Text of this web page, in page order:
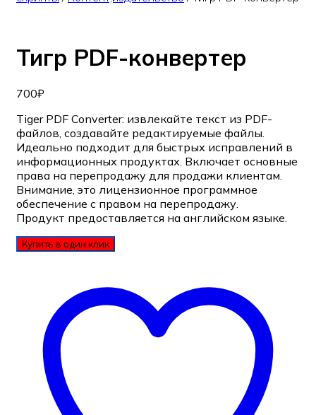
Тигр PDF-конвертер
700₽
Tiger PDF Converter: извлекайте текст из PDF-
файлов, создавайте редактируемые файлы.
Идеально подходит для быстрых исправлений в
информационных продуктах. Включает основные
права на перепродажу для продажи клиентам.
Внимание, это лицензионное программное
обеспечение с правом на перепродажу.
Продукт предоставляется на английском языке.
Купить в один клик